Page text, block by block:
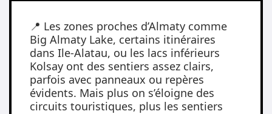
📍 Les zones proches d’Almaty comme
Big Almaty Lake, certains itinéraires
dans Ile-Alatau, ou les lacs inférieurs
Kolsay ont des sentiers assez clairs,
parfois avec panneaux ou repères
évidents. Mais plus on s’éloigne des
circuits touristiques, plus les sentiers